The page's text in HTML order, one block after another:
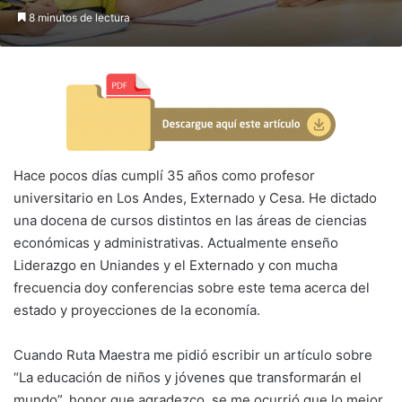
8 minutos de lectura
Hace pocos días cumplí 35 años como profesor
universitario en Los Andes, Externado y Cesa. He dictado
una docena de cursos distintos en las áreas de ciencias
económicas y administrativas. Actualmente enseño
Liderazgo en Uniandes y el Externado y con mucha
frecuencia doy conferencias sobre este tema acerca del
estado y proyecciones de la economía.
Cuando Ruta Maestra me pidió escribir un artículo sobre
“La educación de niños y jóvenes que transformarán el